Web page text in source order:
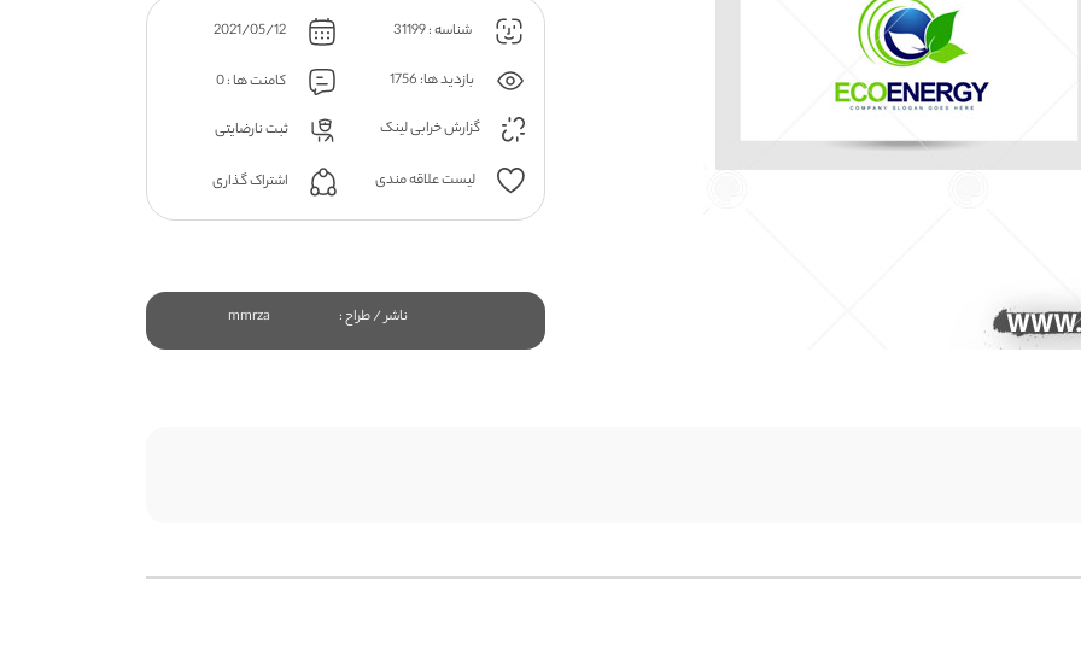
شناسه : 31199 2021/05/12
بازدید ها: 1756
کامنت ها : 0
گزارش خرابی لینک
ثبت نارضایتی
لیست علاقه مندی اشتراک گذاری
ناشر / طراح : mmrza